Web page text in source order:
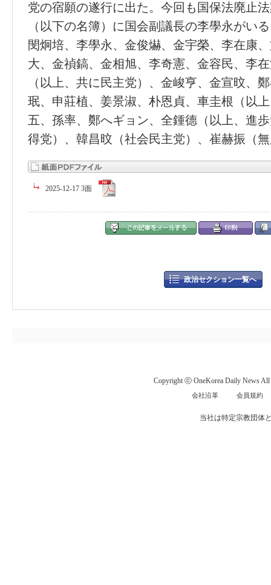
党の宿願の遂行に出た。今回も国保法廃止
（以下の名簿）に国会副議長の李學永がい
閔炯培、李學永、金俊爀、金宇榮、李在康
大、金禎鎬、金相旭、李奇憲、金容民、李
（以上、共に民主党）、金峻亨、金宣旼、
珉、申莊植、姜景淑、朴恩貞、車圭根（以
五、孫率、鄭へギョン、全鍾德（以上、進
得党）、韓昌旼（社会民主党）、崔赫振（
2025-12-17 3面
政治セクション一覧へ
Copyright ⓒ OneKorea Daily News All
会社沿革 会員規約
当社は特定宗教団体